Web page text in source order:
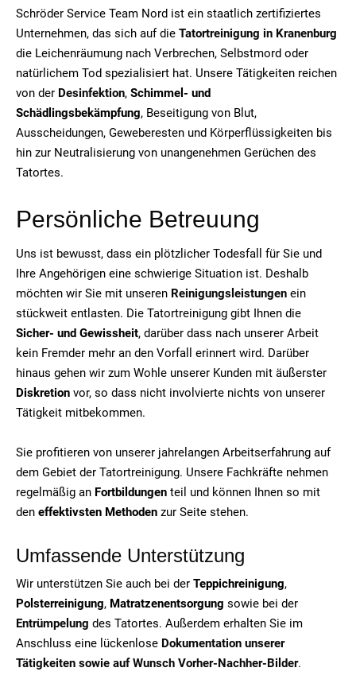
Schröder Service Team Nord ist ein staatlich zertifiziertes
Unternehmen, das sich auf die Tatortreinigung in Kranenburg
die Leichenräumung nach Verbrechen, Selbstmord oder
natürlichem Tod spezialisiert hat. Unsere Tätigkeiten reichen
von der Desinfektion, Schimmel- und
Schädlingsbekämpfung, Beseitigung von Blut,
Ausscheidungen, Geweberesten und Körperflüssigkeiten bis
hin zur Neutralisierung von unangenehmen Gerüchen des
Tatortes.
Persönliche Betreuung
Uns ist bewusst, dass ein plötzlicher Todesfall für Sie und
Ihre Angehörigen eine schwierige Situation ist. Deshalb
möchten wir Sie mit unseren Reinigungsleistungen ein
stückweit entlasten. Die Tatortreinigung gibt Ihnen die
Sicher- und Gewissheit, darüber dass nach unserer Arbeit
kein Fremder mehr an den Vorfall erinnert wird. Darüber
hinaus gehen wir zum Wohle unserer Kunden mit äußerster
Diskretion vor, so dass nicht involvierte nichts von unserer
Tätigkeit mitbekommen.
Sie profitieren von unserer jahrelangen Arbeitserfahrung auf
dem Gebiet der Tatortreinigung. Unsere Fachkräfte nehmen
regelmäßig an Fortbildungen teil und können Ihnen so mit
den effektivsten Methoden zur Seite stehen.
Umfassende Unterstützung
Wir unterstützen Sie auch bei der Teppichreinigung,
Polsterreinigung, Matratzenentsorgung sowie bei der
Entrümpelung des Tatortes. Außerdem erhalten Sie im
Anschluss eine lückenlose Dokumentation unserer
Tätigkeiten sowie auf Wunsch Vorher-Nachher-Bilder.